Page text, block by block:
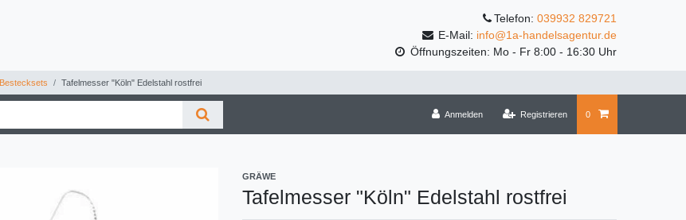
Telefon: 039932 829721
E-Mail: info@1a-handelsagentur.de
Öffnungszeiten: Mo - Fr 8:00 - 16:30 Uhr
Bestecksets Tafelmesser "Köln" Edelstahl rostfrei
Anmelden Registrieren 0
GRÄWE
Tafelmesser "Köln" Edelstahl rostfrei